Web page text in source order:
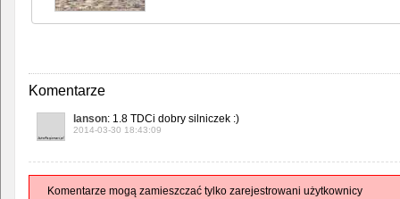
Komentarze
lanson: 1.8 TDCi dobry silniczek :)
2014-03-30 18:43:09
Komentarze mogą zamieszczać tylko zarejestrowani użytkownicy